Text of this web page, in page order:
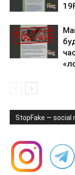
StopFake — social